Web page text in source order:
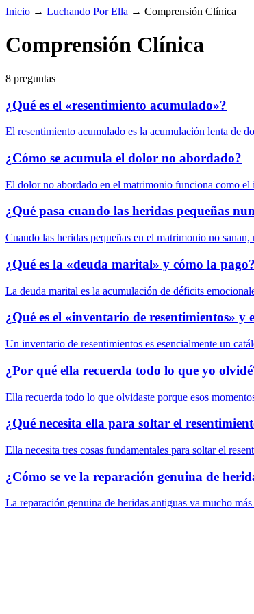
Inicio → Luchando Por Ella → Comprensión Clínica
Comprensión Clínica
8 preguntas
¿Qué es el «resentimiento acumulado»?
El resentimiento acumulado es la acumulación lenta de
¿Cómo se acumula el dolor no abordado?
El dolor no abordado en el matrimonio funciona como el
¿Qué pasa cuando las heridas pequeñas
Cuando las heridas pequeñas en el matrimonio no
¿Qué es la «deuda marital» y cómo la pago?
La deuda marital es la acumulación de déficits
¿Qué es el «inventario de resentimientos» y
Un inventario de resentimientos es esencialmente un
¿Por qué ella recuerda todo lo que yo
Ella recuerda todo lo que olvidaste porque esos
¿Qué necesita ella para soltar el
Ella necesita tres cosas fundamentales para soltar el
¿Cómo se ve la reparación genuina de
La reparación genuina de heridas antiguas va mucho